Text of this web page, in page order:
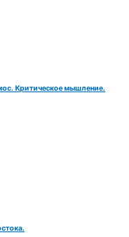
Критическое мышление.